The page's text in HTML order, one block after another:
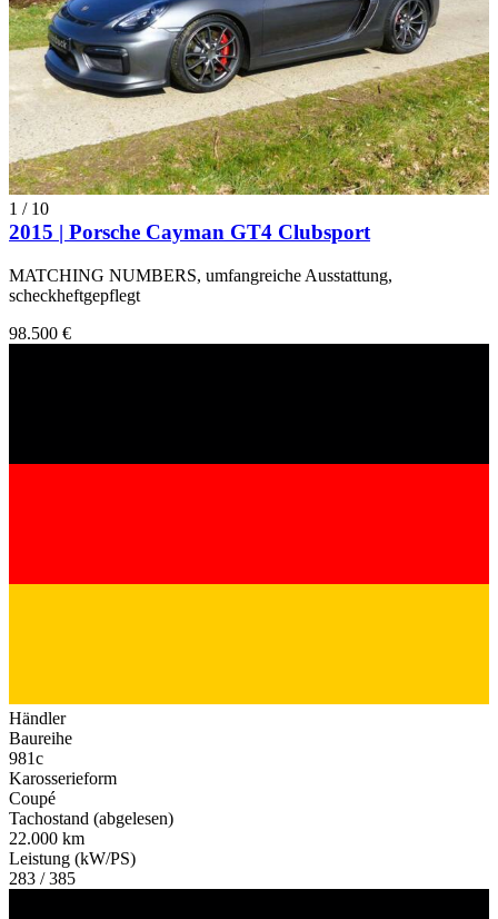
1 / 10
2015 | Porsche Cayman GT4 Clubsport
MATCHING NUMBERS, umfangreiche Ausstattung,
scheckheftgepflegt
98.500 €
Händler
Baureihe
981c
Karosserieform
Coupé
Tachostand (abgelesen)
22.000 km
Leistung (kW/PS)
283 / 385